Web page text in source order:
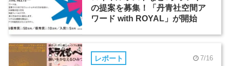
の提案を募集！「丹青社空間ア
ワード with ROYAL」が開始
レポート 7/16